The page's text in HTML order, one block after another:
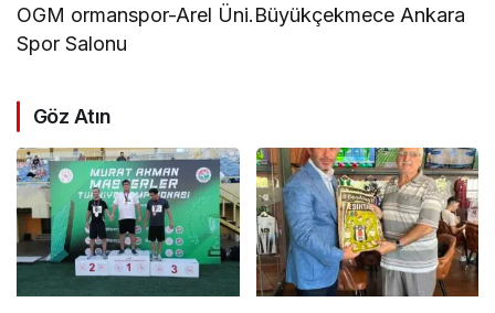
OGM ormanspor-Arel Üni.Büyükçekmece Ankara
Spor Salonu
Göz Atın